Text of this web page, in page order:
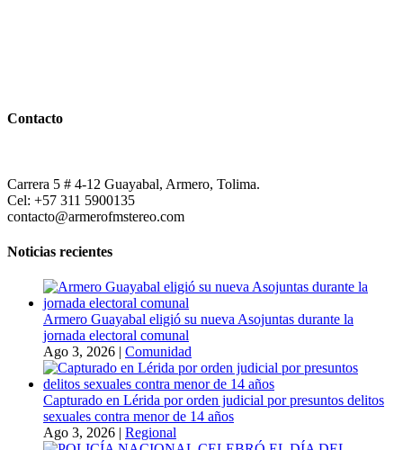
Contacto
Carrera 5 # 4-12 Guayabal, Armero, Tolima.
Cel: +57 311 5900135
contacto@armerofmstereo.com
Noticias recientes
Armero Guayabal eligió su nueva Asojuntas durante la
jornada electoral comunal
Ago 3, 2026 | Comunidad
Capturado en Lérida por orden judicial por presuntos delitos
sexuales contra menor de 14 años
Ago 3, 2026 | Regional